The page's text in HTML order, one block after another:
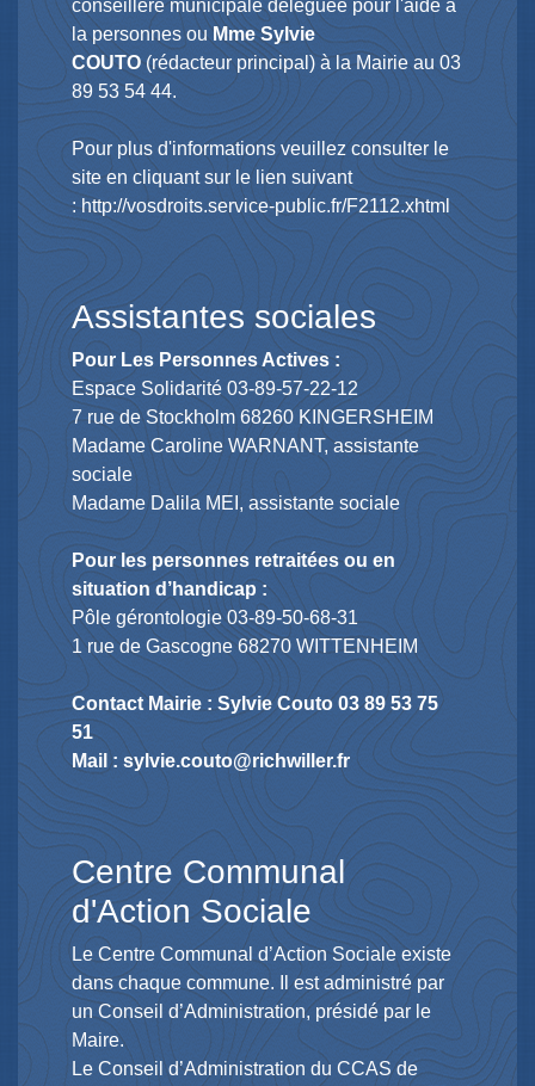
conseillère municipale déléguée pour l'aide à
la personnes ouMme Sylvie
COUTO(rédacteur principal) à la Mairie au 03
89 53 54 44.
Pour plus d'informations veuillez consulter le
site en cliquant sur le lien suivant
:http://vosdroits.service-public.fr/F2112.xhtml
Assistantes sociales
Pour Les Personnes Actives :
Espace Solidarité 03-89-57-22-12
7 rue de Stockholm 68260 KINGERSHEIM
Madame Caroline WARNANT, assistante
sociale
Madame Dalila MEI, assistante sociale
Pour les personnes retraitées ou en
situation d’handicap :
Pôle gérontologie 03-89-50-68-31
1 rue de Gascogne 68270 WITTENHEIM
Contact Mairie : Sylvie Couto 03 89 53 75
51
Mail : sylvie.couto@richwiller.fr
Centre Communal
d'Action Sociale
Le Centre Communal d’Action Sociale existe
dans chaque commune. Il est administré par
un Conseil d’Administration, présidé par le
Maire.
Le Conseil d’Administration du CCAS de